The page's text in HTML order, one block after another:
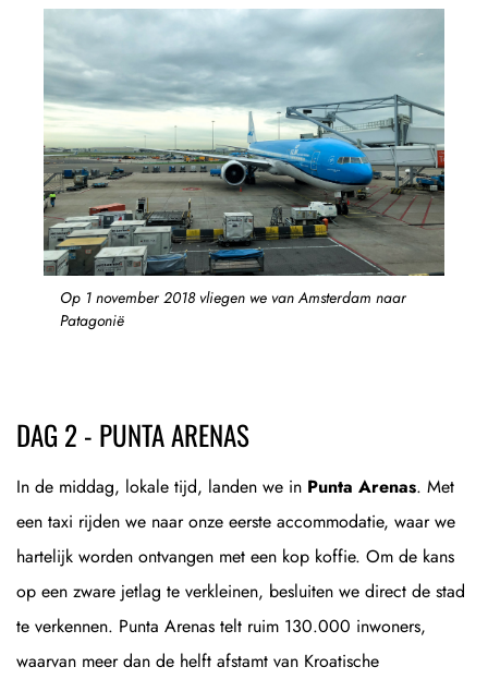
Op 1 november 2018 vliegen we van Amsterdam naar
Patagonië
DAG 2 - PUNTA ARENAS
In de middag, lokale tijd, landen we in Punta Arenas. Met
een taxi rijden we naar onze eerste accommodatie, waar we
hartelijk worden ontvangen met een kop koffie. Om de kans
op een zware jetlag te verkleinen, besluiten we direct de stad
te verkennen. Punta Arenas telt ruim 130.000 inwoners,
waarvan meer dan de helft afstamt van Kroatische